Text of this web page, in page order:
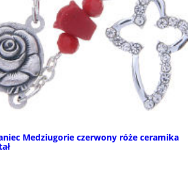
Medziugorie czerwony róże ceramika